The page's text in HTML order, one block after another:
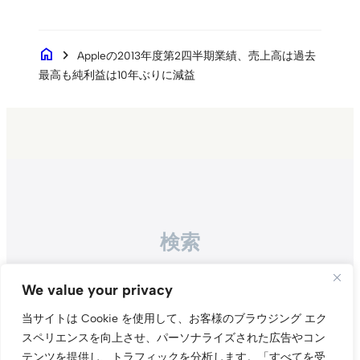
We value your privacy
当サイトは Cookie を使用して、お客様のブラウジング エク
スペリエンスを向上させ、パーソナライズされた広告やコン
テンツを提供し、トラフィックを分析します。
「すべてを受
home chevron_right
Appleの2013年度第2四半期業績、売上高は過去
最高も純利益は10年ぶりに減益
検索
Search